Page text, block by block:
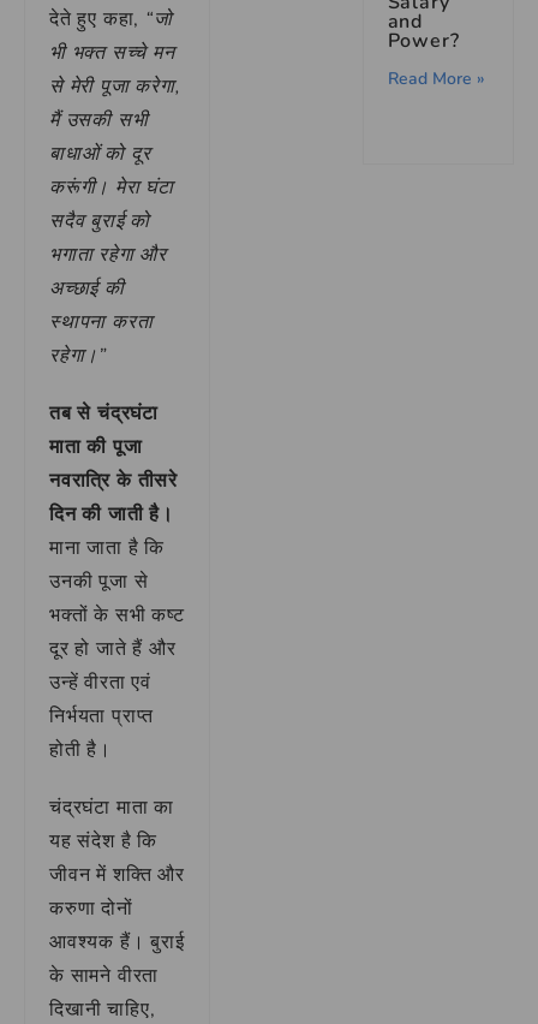
देते हुए कहा, “जो
भी भक्त सच्चे मन
से मेरी पूजा करेगा,
मैं उसकी सभी
बाधाओं को दूर
करूंगी। मेरा घंटा
सदैव बुराई को
भगाता रहेगा और
अच्छाई की
स्थापना करता
रहेगा।”
तब से चंद्रघंटा
माता की पूजा
नवरात्रि के तीसरे
दिन की जाती है।
माना जाता है कि
उनकी पूजा से
भक्तों के सभी कष्ट
दूर हो जाते हैं और
उन्हें वीरता एवं
निर्भयता प्राप्त
होती है।
चंद्रघंटा माता का
यह संदेश है कि
जीवन में शक्ति और
करुणा दोनों
आवश्यक हैं। बुराई
के सामने वीरता
दिखानी चाहिए,
and
Power?
Read More »